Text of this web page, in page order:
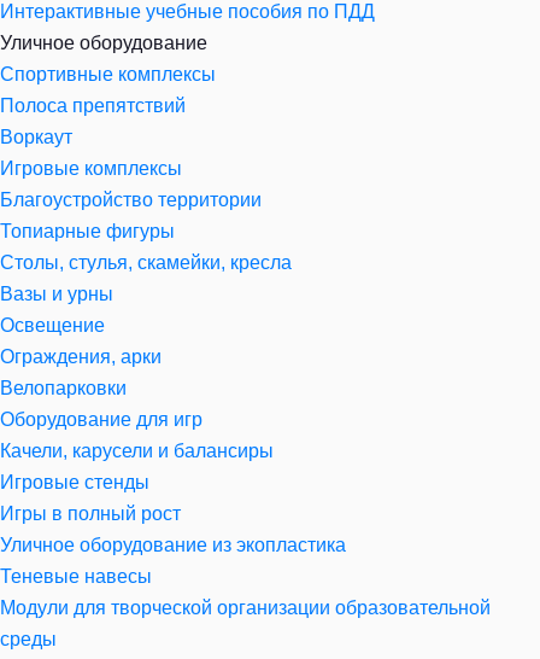
Интерактивные учебные пособия по ПДД
Уличное оборудование
Спортивные комплексы
Полоса препятствий
Воркаут
Игровые комплексы
Благоустройство территории
Топиарные фигуры
Столы, стулья, скамейки, кресла
Вазы и урны
Освещение
Ограждения, арки
Велопарковки
Оборудование для игр
Качели, карусели и балансиры
Игровые стенды
Игры в полный рост
Уличное оборудование из экопластика
Теневые навесы
Модули для творческой организации образовательной
среды